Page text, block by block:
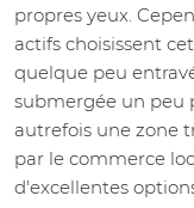
propres yeux.
actifs choisissent
quelque peu
submergée un peu
autrefois une zone
par le commerce
d'excellentes